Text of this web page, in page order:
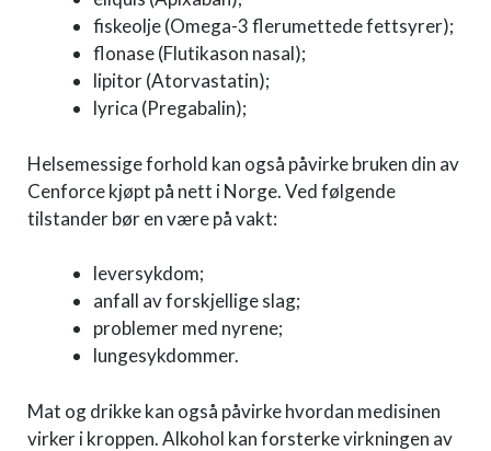
fiskeolje (Omega-3 flerumettede fettsyrer);
flonase (Flutikason nasal);
lipitor (Atorvastatin);
lyrica (Pregabalin);
Helsemessige forhold kan også påvirke bruken din av
Cenforce kjøpt på nett i Norge. Ved følgende
tilstander bør en være på vakt:
leversykdom;
anfall av forskjellige slag;
problemer med nyrene;
lungesykdommer.
Mat og drikke kan også påvirke hvordan medisinen
virker i kroppen. Alkohol kan forsterke virkningen av